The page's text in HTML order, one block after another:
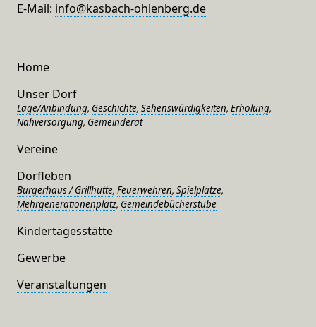
E-Mail: info@kasbach-ohlenberg.de
Home
Unser Dorf
Lage/Anbindung, Geschichte, Sehenswürdigkeiten, Erholung,
Nahversorgung, Gemeinderat
Vereine
Dorfleben
Bürgerhaus / Grillhütte, Feuerwehren, Spielplätze,
Mehrgenerationenplatz, Gemeindebücherstube
Kindertagesstätte
Gewerbe
Veranstaltungen